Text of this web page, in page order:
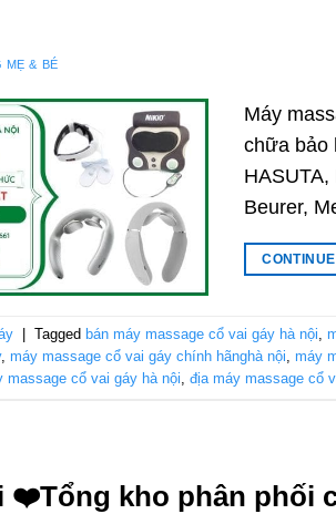
MẸ & BÉ
Máy
chữa bảo
Beurer,
Tagged bán máy massage cổ vai gáy hà nội,
, máy massage cổ vai gáy chính hãnghà nội, máy
massage cổ vai gáy hà nội, địa máy massage cổ
❤️️Tổng kho phân phối